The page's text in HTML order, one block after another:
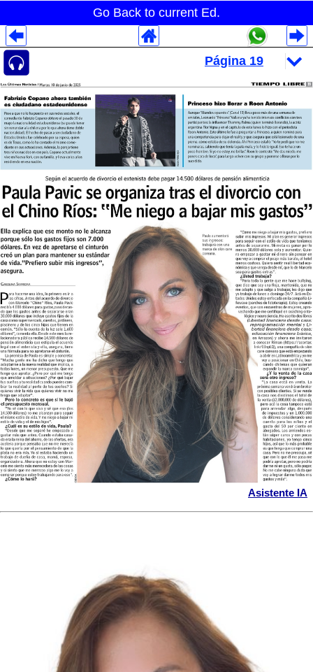
Go Back to current Ed.
Asistente IA
Despliegues Analytics
Despliegues Totales
Despliegues por Rubros